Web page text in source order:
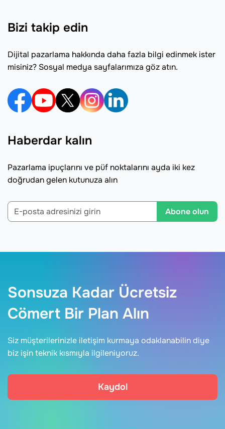
Bizi takip edin
Dijital pazarlama hakkında daha fazla bilgi edinmek ister
misiniz? Sosyal medya sayfalarımıza göz atın.
Haberdar kalın
Pazarlama ipuçlarını ve püf noktalarını ayda iki kez
doğrudan gelen kutunuza alın
Abone olun
Sonsuza Kadar Ücretsiz
Cömert Bir Plan Alın
Siz müşterilerinizle iletişim kurmaya odaklanabilin diye
biz işin teknik kısmıyla ilgileniyoruz.
Kaydol